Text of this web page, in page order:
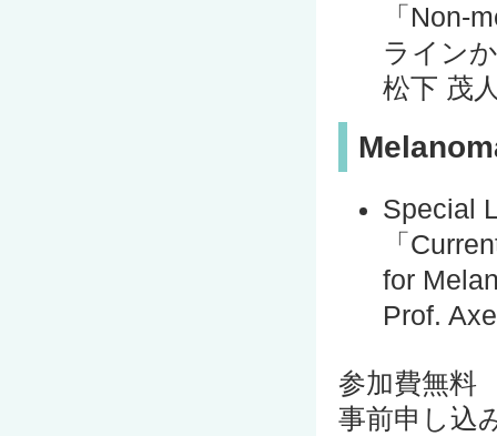
「Non-
ライン
松下 茂
Special
「
for
Prof.
参加費無料
事前申し込